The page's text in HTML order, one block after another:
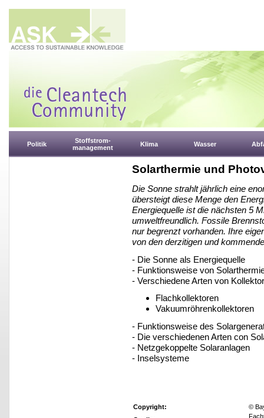
Politik
Stoffstrom-
management
Klima Wasser
Solarthermie und
Die Sonne strahlt jährlich eine
übersteigt diese Menge den
Energiequelle ist die nächsten 5
umweltfreundlich. Fossile
nur begrenzt vorhanden. Ihre
von den derzitigen und
- Die Sonne als Energiequelle
- Funktionsweise von
- Verschiedene Arten von
Flachkollektoren
Vakuumröhrenkollektoren
- Funktionsweise des
- Die verschiedenen Arten con
- Netzgekoppelte Solaranlagen
- Inselsysteme
Copyright:
©